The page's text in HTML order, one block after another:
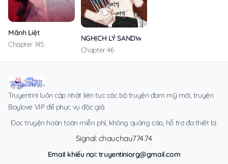
Mãnh Liệt
Chapter 145
NGHỊCH LÝ SANDWICH
Chapter 46
Truyentini luôn cập nhật liên tục các bộ truyện đam mỹ mới, truyện
Boylove VIP để phục vụ độc giả.
Đọc truyện hoàn toàn miễn phí, không quảng cáo, hỗ trợ đa thiết bị.
Signal: chauchau774.74
Email khiếu nại:truyentiniorg@gmail.com